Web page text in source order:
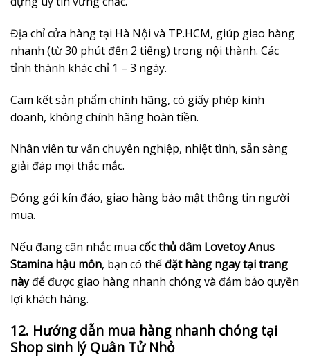
Địa chỉ cửa hàng tại Hà Nội và TP.HCM, giúp giao hàng
nhanh (từ 30 phút đến 2 tiếng) trong nội thành. Các
tỉnh thành khác chỉ 1 – 3 ngày.
Cam kết sản phẩm chính hãng, có giấy phép kinh
doanh, không chính hãng hoàn tiền.
Nhân viên tư vấn chuyên nghiệp, nhiệt tình, sẵn sàng
giải đáp mọi thắc mắc.
Đóng gói kín đáo, giao hàng bảo mật thông tin người
mua.
Nếu đang cân nhắc mua cốc thủ dâm Lovetoy Anus
Stamina hậu môn, bạn có thểđặt hàng ngay tại trang
nàyđể được giao hàng nhanh chóng và đảm bảo quyền
lợi khách hàng.
12. Hướng dẫn mua hàng nhanh chóng tại
Shop sinh lý Quân Tử Nhỏ